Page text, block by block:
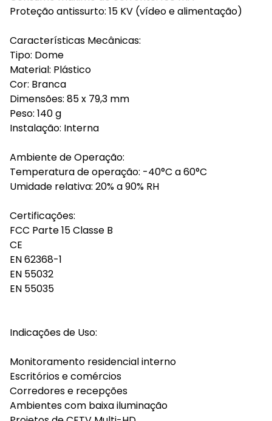
Proteção antissurto: 15 KV (vídeo e alimentação)
Características Mecânicas:
Tipo: Dome
Material: Plástico
Cor: Branca
Dimensões: 85 x 79,3 mm
Peso: 140 g
Instalação: Interna
Ambiente de Operação:
Temperatura de operação: -40°C a 60°C
Umidade relativa: 20% a 90% RH
Certificações:
FCC Parte 15 Classe B
CE
EN 62368-1
EN 55032
EN 55035
Indicações de Uso:
Monitoramento residencial interno
Escritórios e comércios
Corredores e recepções
Ambientes com baixa iluminação